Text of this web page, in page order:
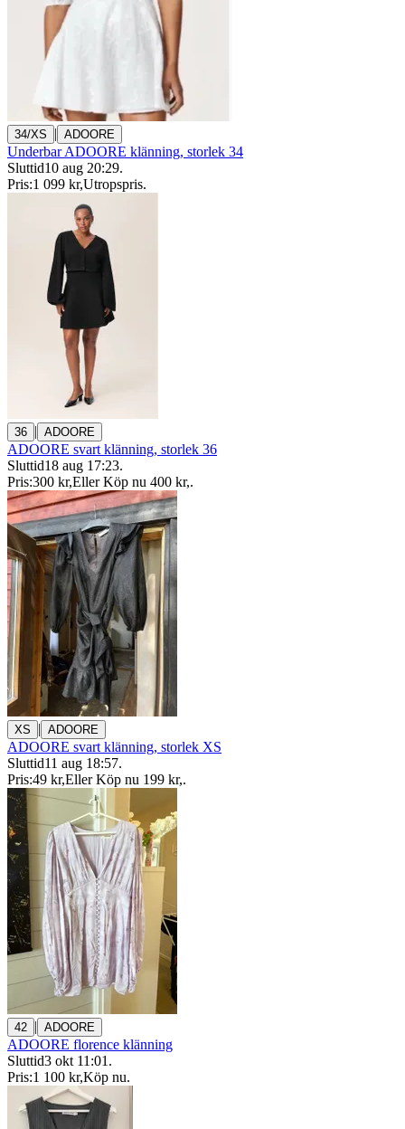
34/XS | ADOORE
Underbar ADOORE klänning, storlek 34
Sluttid10 aug 20:29.
Pris:1 099 kr,Utropspris.
36 | ADOORE
ADOORE svart klänning, storlek 36
Sluttid18 aug 17:23.
Pris:300 kr,Eller Köp nu 400 kr,.
XS | ADOORE
ADOORE svart klänning, storlek XS
Sluttid11 aug 18:57.
Pris:49 kr,Eller Köp nu 199 kr,.
42 | ADOORE
ADOORE florence klänning
Sluttid3 okt 11:01 .
Pris:1 100 kr,Köp nu.